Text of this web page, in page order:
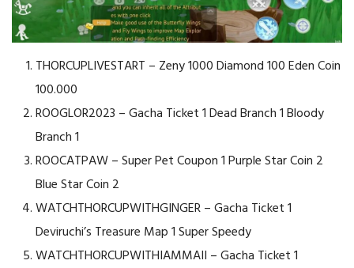
THORCUPLIVESTART – Zeny 1000 Diamond 100 Eden Coin
100.000
ROOGLOR2023 – Gacha Ticket 1 Dead Branch 1 Bloody
Branch 1
ROOCATPAW – Super Pet Coupon 1 Purple Star Coin 2
Blue Star Coin 2
WATCHTHORCUPWITHGINGER – Gacha Ticket 1
Deviruchi’s Treasure Map 1 Super Speedy
WATCHTHORCUPWITHIAMMAII – Gacha Ticket 1